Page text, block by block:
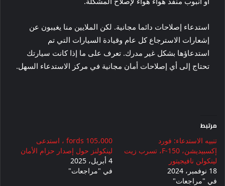
استدعاء إصلاحات دائما مجانية. لكن الملايين منا يغيبون عن
إشعارات الاسترجاع كل عام وقيادة السيارات التي تم
استدعاؤها بشكل غير مدرك. تعرف على ما إذا كانت سيارتك
تحتاج إلى أي إصلاحات أمان مجانية في مركز الاستدعاء السهل.
مرتبط
تنبيه الاستدعاء: فورد
إكسبيديشن، F-150، تسرب زيت
لينكولن نافيجيتور
18 نوفمبر، 2024
في "مراجعات"
105،000 fords ، استدعى
لينكولنز حول إصدار حزام الأمان
4 أبريل، 2025
في "مراجعات"